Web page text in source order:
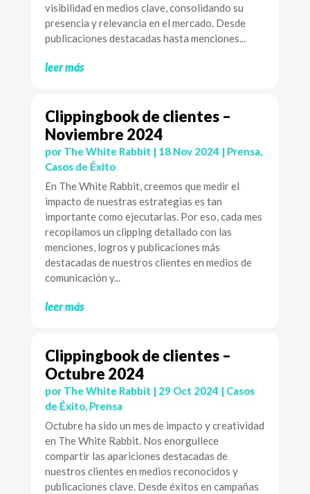
visibilidad en medios clave, consolidando su
presencia y relevancia en el mercado. Desde
publicaciones destacadas hasta menciones...
leer más
Clippingbook de clientes –
Noviembre 2024
por The White Rabbit | 18 Nov 2024 | Prensa,
Casos de Éxito
En The White Rabbit, creemos que medir el
impacto de nuestras estrategias es tan
importante como ejecutarlas. Por eso, cada mes
recopilamos un clipping detallado con las
menciones, logros y publicaciones más
destacadas de nuestros clientes en medios de
comunicación y...
leer más
Clippingbook de clientes –
Octubre 2024
por The White Rabbit | 29 Oct 2024 | Casos
de Éxito, Prensa
Octubre ha sido un mes de impacto y creatividad
en The White Rabbit. Nos enorgullece
compartir las apariciones destacadas de
nuestros clientes en medios reconocidos y
publicaciones clave. Desde éxitos en campañas